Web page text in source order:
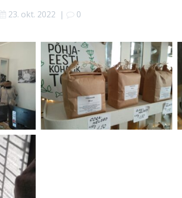
23. okt. 2022 | 0